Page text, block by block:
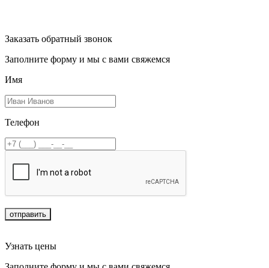
Заказать обратный звонок
Заполните форму и мы с вами свяжемся
Имя
Телефон
отправить
Узнать цены